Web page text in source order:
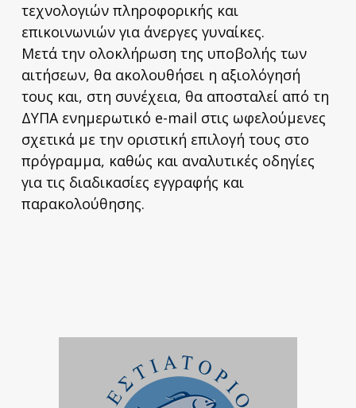
τεχνολογιών πληροφορικής και
επικοινωνιών για άνεργες γυναίκες.
Μετά την ολοκλήρωση της υποβολής των
αιτήσεων, θα ακολουθήσει η αξιολόγησή
τους και, στη συνέχεια, θα αποσταλεί από τη
ΔΥΠΑ ενημερωτικό e-mail στις ωφελούμενες
σχετικά με την οριστική επιλογή τους στο
πρόγραμμα, καθώς και αναλυτικές οδηγίες
για τις διαδικασίες εγγραφής και
παρακολούθησης.